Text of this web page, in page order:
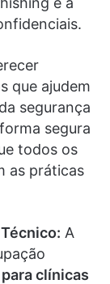
que ajudem
segurança
segura
todos os
as práticas
A
clínicas